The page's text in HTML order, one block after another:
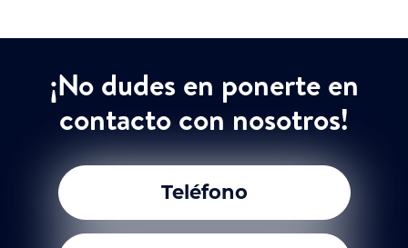
¡No dudes en ponerte en
contacto con nosotros!
Teléfono